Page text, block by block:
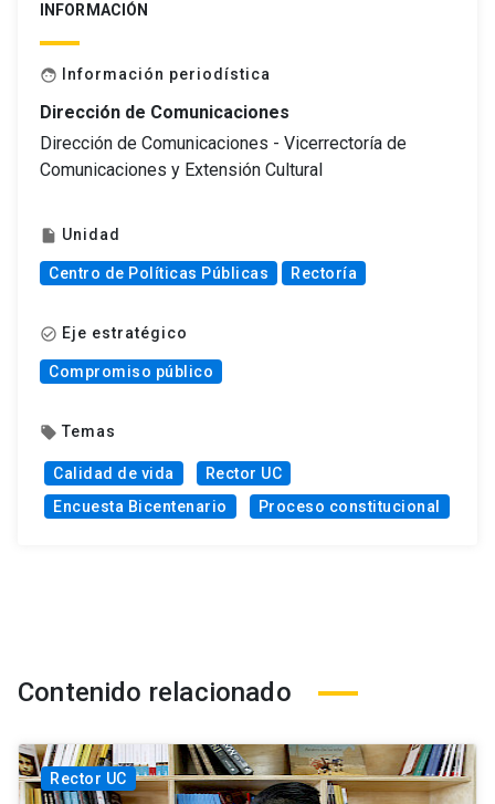
INFORMACIÓN
face Información periodística
Dirección de Comunicaciones
Dirección de Comunicaciones - Vicerrectoría de
Comunicaciones y Extensión Cultural
insert_drive_file Unidad
Centro de Políticas Públicas Rectoría
check_circle_outline Eje estratégico
Compromiso público
local_offer Temas
Calidad de vida
Rector UC
Encuesta Bicentenario
Proceso constitucional
Contenido relacionado
Rector UC